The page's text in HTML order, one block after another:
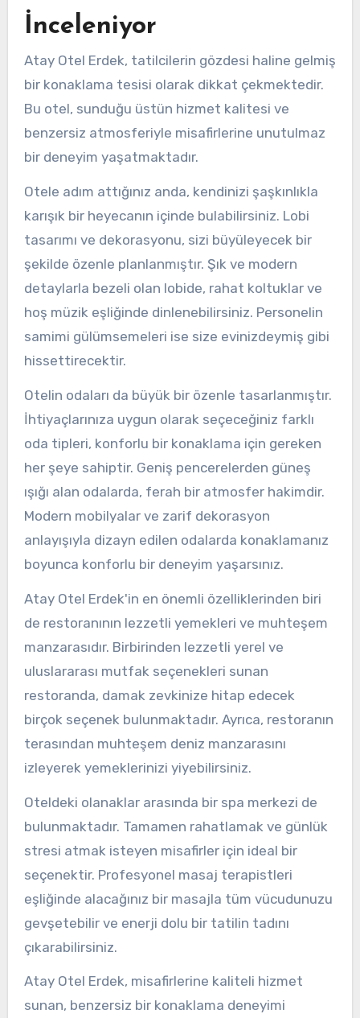
İnceleniyor
Atay Otel Erdek, tatilcilerin gözdesi haline gelmiş
bir konaklama tesisi olarak dikkat çekmektedir.
Bu otel, sunduğu üstün hizmet kalitesi ve
benzersiz atmosferiyle misafirlerine unutulmaz
bir deneyim yaşatmaktadır.
Otele adım attığınız anda, kendinizi şaşkınlıkla
karışık bir heyecanın içinde bulabilirsiniz. Lobi
tasarımı ve dekorasyonu, sizi büyüleyecek bir
şekilde özenle planlanmıştır. Şık ve modern
detaylarla bezeli olan lobide, rahat koltuklar ve
hoş müzik eşliğinde dinlenebilirsiniz. Personelin
samimi gülümsemeleri ise size evinizdeymiş gibi
hissettirecektir.
Otelin odaları da büyük bir özenle tasarlanmıştır.
İhtiyaçlarınıza uygun olarak seçeceğiniz farklı
oda tipleri, konforlu bir konaklama için gereken
her şeye sahiptir. Geniş pencerelerden güneş
ışığı alan odalarda, ferah bir atmosfer hakimdir.
Modern mobilyalar ve zarif dekorasyon
anlayışıyla dizayn edilen odalarda konaklamanız
boyunca konforlu bir deneyim yaşarsınız.
Atay Otel Erdek'in en önemli özelliklerinden biri
de restoranının lezzetli yemekleri ve muhteşem
manzarasıdır. Birbirinden lezzetli yerel ve
uluslararası mutfak seçenekleri sunan
restoranda, damak zevkinize hitap edecek
birçok seçenek bulunmaktadır. Ayrıca, restoranın
terasından muhteşem deniz manzarasını
izleyerek yemeklerinizi yiyebilirsiniz.
Oteldeki olanaklar arasında bir spa merkezi de
bulunmaktadır. Tamamen rahatlamak ve günlük
stresi atmak isteyen misafirler için ideal bir
seçenektir. Profesyonel masaj terapistleri
eşliğinde alacağınız bir masajla tüm vücudunuzu
gevşetebilir ve enerji dolu bir tatilin tadını
çıkarabilirsiniz.
Atay Otel Erdek, misafirlerine kaliteli hizmet
sunan, benzersiz bir konaklama deneyimi